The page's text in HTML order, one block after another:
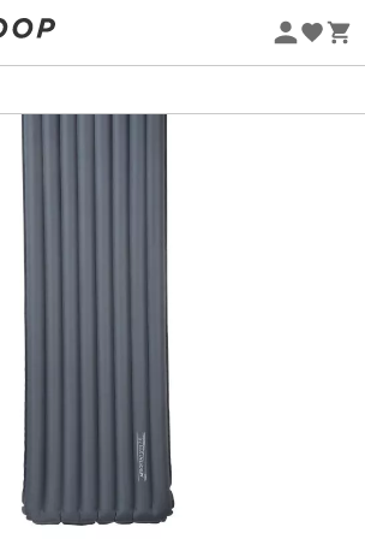
-5% Extra - Kode Summer5